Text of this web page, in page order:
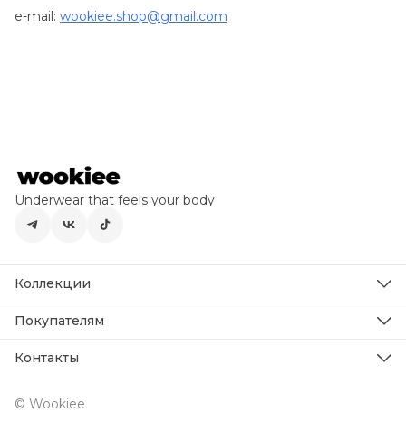
e-mail: wookiee.shop@gmail.com
Underwear that feels your body
Коллекции
полезное
о бренде
политика конфиденциальности
Покупателям
о нас
Контакты
© Wookiee